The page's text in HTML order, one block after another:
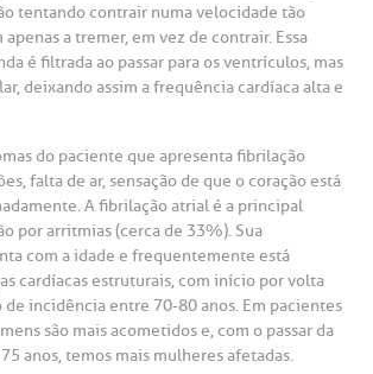
Carvalho, 965
Bela Vista
da Mulher
tentando contrair numa velocidade tão
apenas a tremer, em vez de contrair. Essa
é filtrada ao passar para os ventrículos, mas
deixando assim a frequência cardíaca alta e
do paciente que apresenta fibrilação
falta de ar, sensação de que o coração está
A fibrilação atrial é a principal
por arritmias (cerca de 33%). Sua
com a idade e frequentemente está
cardíacas estruturais, com início por volta
de incidência entre 70-80 anos. Em pacientes
são mais acometidos e, com o passar da
anos, temos mais mulheres afetadas.